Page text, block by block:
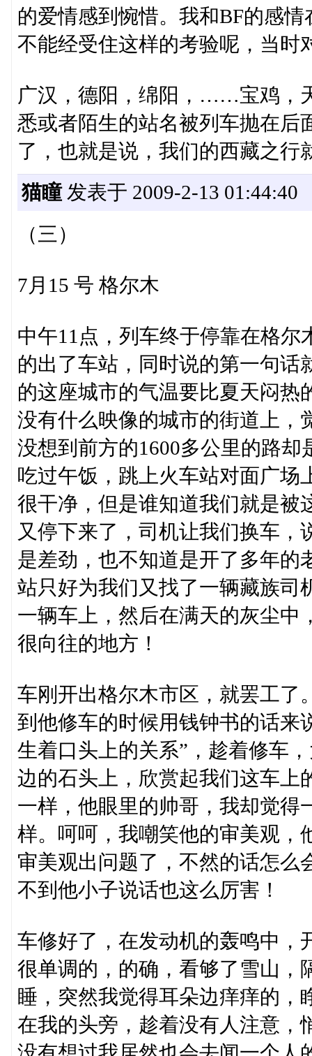
的爱情感到惋惜。我和BF的感
不能经受住这样的考验呢，当时
广汉，德阳，绵阳，……宝鸡，
悉或者陌生的站名被列车抛在后
了，也就是说，我们的西藏之行
猫瞳发表于 2009-2-13 01:44:40
（三）
7月15 号 格尔木
中午11点，列车终于停靠在格
的出了车站，同时说的第一句话
的这座城市的气温要比夏天闷热
没有什么映像的城市的街道上，
没想到前方的1600多公里的路
吃过午饭，跳上火车站对面广场
很干净，但是谁知道我们就是被
又停下来了，司机让我们换车
是差劲，也不知道是开了多年的
站只好为我们又找了一辆藏族司
一辆车上，然后在满天的灰尘中
很向往的地方！
车刚开出格尔木市区，就罢工了
到他修车的时候用钱钟书的话来
生着口头上的关系”，趁着修车
边的石头上，欣赏起我们这车上
一样，他眼里的帅哥，我却觉得
样。呵呵，我嘲笑他的审美观，
审美观出问题了，不然的话怎么
不到他小子说话也这么厉害！
车修好了，在发动机的轰鸣中，
很单调的，的确，看够了雪山，
睡，突然我觉得耳朵边痒痒的，
在我的头旁，趁着没有人注意，